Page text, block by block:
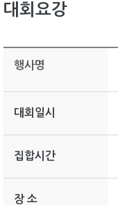
대회요강
행사명
대회일시
집합시간
장 소